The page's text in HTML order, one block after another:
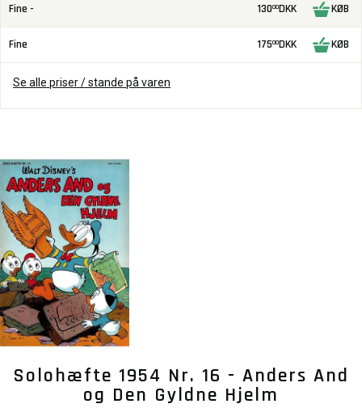
Fine - 13000DKK KØB
Fine 17500DKK KØB
Se alle priser / stande på varen
Solohæfte 1954 Nr. 16 - Anders And
og Den Gyldne Hjelm